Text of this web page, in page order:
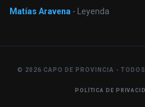
Matías Aravena - Leyenda
© 2026 CAPO DE PROVINCIA -
POLÍTICA DE